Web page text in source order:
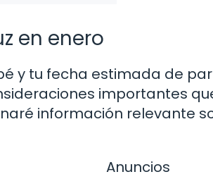
en enero
y tu fecha estimada de
importantes
información relevante
Anuncios